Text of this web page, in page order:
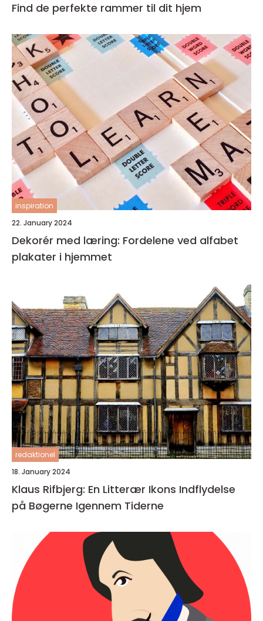
Find de perfekte rammer til dit hjem
inspiration
22. January 2024
Dekorér med læring: Fordelene ved alfabet
plakater i hjemmet
redaktionel
18. January 2024
Klaus Rifbjerg: En Litterær Ikons Indflydelse
på Bøgerne Igennem Tiderne